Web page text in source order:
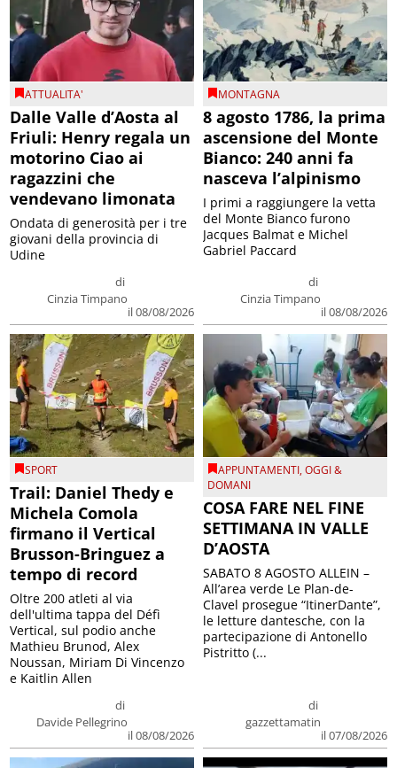
ATTUALITA'
Dalle Valle d’Aosta al
Friuli: Henry regala un
motorino Ciao ai
ragazzini che
vendevano limonata
di
Cinzia Timpano
il 08/08/2026
Ondata di generosità per i tre
giovani della provincia di
Udine
MONTAGNA
8 agosto 1786, la prima
ascensione del Monte
Bianco: 240 anni fa
nasceva l’alpinismo
di
Cinzia Timpano
il 08/08/2026
I primi a raggiungere la vetta
del Monte Bianco furono
Jacques Balmat e Michel
Gabriel Paccard
SPORT
Trail: Daniel Thedy e
Michela Comola
firmano il Vertical
Brusson-Bringuez a
tempo di record
di
Davide Pellegrino
il 08/08/2026
Oltre 200 atleti al via
dell'ultima tappa del Défì
Vertical, sul podio anche
Mathieu Brunod, Alex
Noussan, Miriam Di Vincenzo
e Kaitlin Allen
APPUNTAMENTI,OGGI &
DOMANI
COSA FARE NEL FINE
SETTIMANA IN VALLE
D’AOSTA
di
gazzettamatin
il 07/08/2026
SABATO 8 AGOSTO ALLEIN –
All’area verde Le Plan-de-
Clavel prosegue “ItinerDante”,
le letture dantesche, con la
partecipazione di Antonello
Pistritto (...